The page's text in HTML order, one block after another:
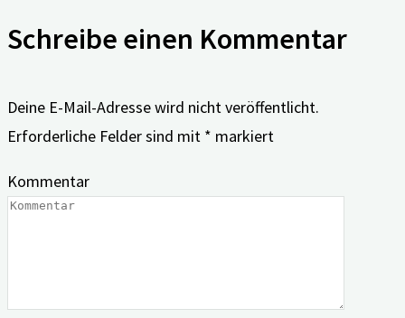
Schreibe einen Kommentar
Deine E-Mail-Adresse wird nicht veröffentlicht.
Erforderliche Felder sind mit * markiert
Kommentar